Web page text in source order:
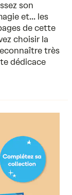
son
et... les
de cette
choisir la
très
dédicace